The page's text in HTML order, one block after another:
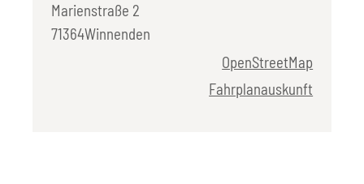
Marienstraße 2
71364Winnenden
OpenStreetMap
Fahrplanauskunft